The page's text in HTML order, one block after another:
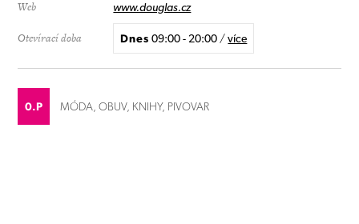
Web www.douglas.cz
Otevírací doba Dnes 09:00 - 20:00 /více
0.P MÓDA, OBUV, KNIHY, PIVOVAR